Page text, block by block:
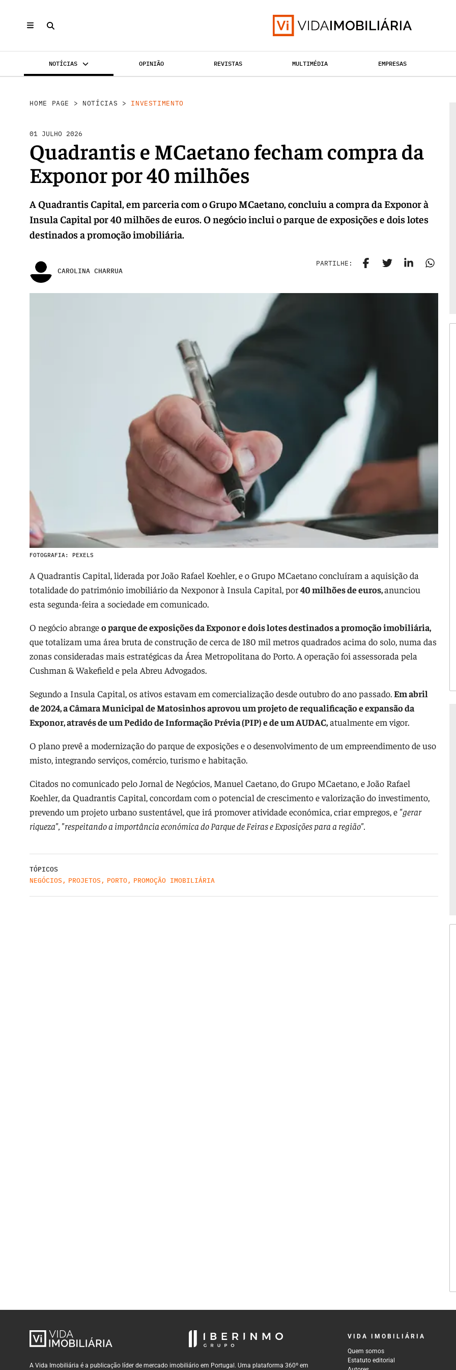
NOTÍCIAS OPINIÃO REVISTAS MULTIMÉDIA EMPRESAS
HOME PAGE > NOTÍCIAS > INVESTIMENTO
01 JULHO 2026
Quadrantis e MCaetano fecham compra da
Exponor por 40 milhões
A Quadrantis Capital, em parceria com o Grupo MCaetano, concluiu a compra da Exponor à
Insula Capital por 40 milhões de euros. O negócio inclui o parque de exposições e dois lotes
destinados a promoção imobiliária.
CAROLINA CHARRUA
PARTILHE:
FOTOGRAFIA: PEXELS
A Quadrantis Capital, liderada por João Rafael Koehler, e o Grupo MCaetano concluíram a aquisição da
totalidade do património imobiliário da Nexponor à Insula Capital, por40 milhões de euros,anunciou
esta segunda-feira a sociedade em comunicado.
O negócio abrangeo parque de exposições da Exponor e dois lotes destinados a promoção imobiliária,
que totalizam uma área bruta de construção de cerca de 180 mil metros quadrados acima do solo, numa das
zonas consideradas mais estratégicas da Área Metropolitana do Porto. A operação foi assessorada pela
Cushman & Wakefield e pela Abreu Advogados.
Segundo a Insula Capital, os ativos estavam em comercialização desde outubro do ano passado.Em abril
de 2024, a Câmara Municipal de Matosinhos aprovou um projeto de requalificação e expansão da
Exponor, através de um Pedido de Informação Prévia (PIP) e de um AUDAC,atualmente em vigor.
O plano prevê a modernização do parque de exposições e o desenvolvimento de um empreendimento de uso
misto, integrando serviços, comércio, turismo e habitação.
Citados no comunicado pelo Jornal de Negócios, Manuel Caetano, do Grupo MCaetano, e João Rafael
Koehler, da Quadrantis Capital, concordam com o potencial de crescimento e valorização do investimento,
prevendo um projeto urbano sustentável, que irá promover atividade económica, criar empregos, e "gerar
riqueza", "respeitando a importância económica do Parque de Feiras e Exposições para a região".
TÓPICOS
NEGÓCIOS , PROJETOS , PORTO, PROMOÇÃO IMOBILIÁRIA
A Vida Imobiliária é a publicação líder de mercado imobiliário em Portugal. Uma plataforma 360º em
VIDA IMOBILIÁRIA
Quem somos
Estatuto editorial